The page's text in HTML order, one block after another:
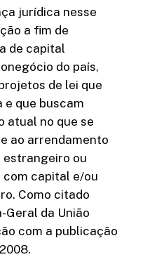
jurídica nesse
a fim de
de capital
do país,
de lei que
que buscam
atual no que se
ao arrendamento
estrangeiro ou
capital e/ou
Como citado
Geral da União
com a publicação